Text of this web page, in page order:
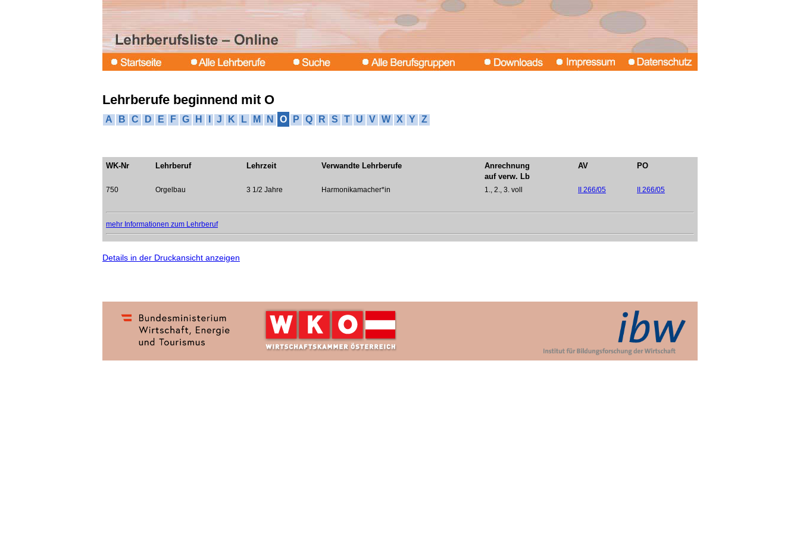
Lehrberufe beginnend mit O
A B C D E F G H J K L M N O P Q R S T U V W X Y Z
WK-Nr Lehrberuf Lehrzeit Verwandte Lehrberufe
Anrechnung
auf verw. Lb
AV PO
750 Orgelbau 3 1/2 Jahre Harmonikamacher*in 1., 2., 3. voll II 266/05 II 266/05
mehr Informationen zum Lehrberuf
Details in der Druckansicht anzeigen